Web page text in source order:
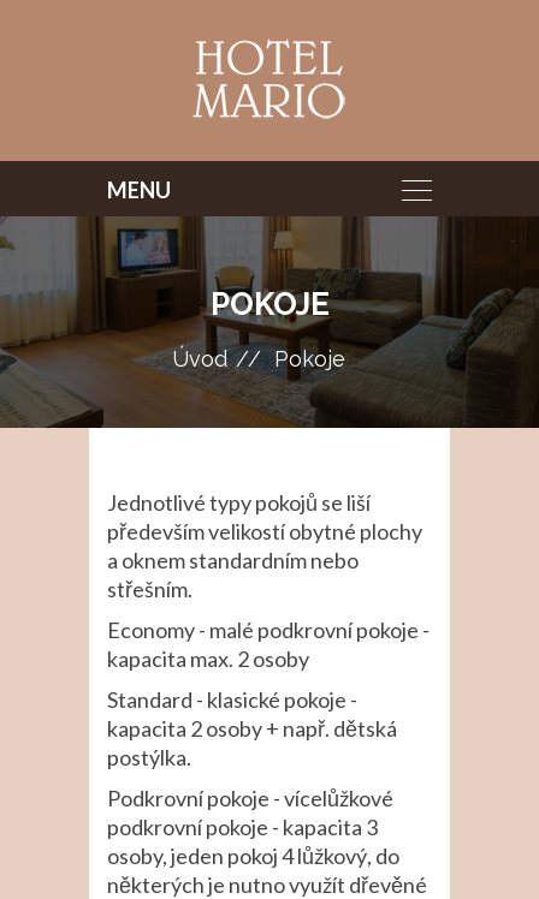
POKOJE
Úvod Pokoje
Jednotlivé typy pokojů se liší
především velikostí obytné plochy
a oknem standardním nebo
střešním.
Economy - malé podkrovní pokoje -
kapacita max. 2 osoby
Standard - klasické pokoje -
kapacita 2 osoby + např. dětská
postýlka.
Podkrovní pokoje - vícelůžkové
podkrovní pokoje - kapacita 3
osoby, jeden pokoj 4 lůžkový, do
některých je nutno využít dřevěné